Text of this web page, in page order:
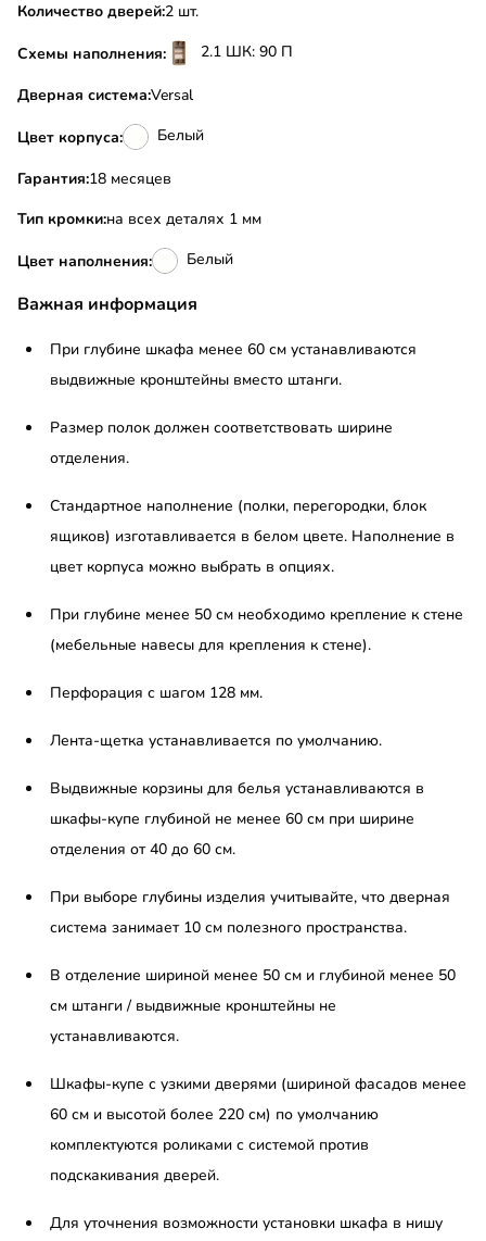
Количество дверей:2 шт.
Схемы наполнения: 2.1 ШК: 90 П
Дверная система:Versal
Цвет корпуса: Белый
Гарантия:18 месяцев
Тип кромки:на всех деталях 1 мм
Цвет наполнения: Белый
Важная информация
При глубине шкафа менее 60 см устанавливаются
выдвижные кронштейны вместо штанги.
Размер полок должен соответствовать ширине
отделения.
Стандартное наполнение (полки, перегородки, блок
ящиков) изготавливается в белом цвете. Наполнение в
цвет корпуса можно выбрать в опциях.
При глубине менее 50 см необходимо крепление к стене
(мебельные навесы для крепления к стене).
Перфорация с шагом 128 мм.
Лента-щетка устанавливается по умолчанию.
Выдвижные корзины для белья устанавливаются в
шкафы-купе глубиной не менее 60 см при ширине
отделения от 40 до 60 см.
При выборе глубины изделия учитывайте, что дверная
система занимает 10 см полезного пространства.
В отделение шириной менее 50 см и глубиной менее 50
см штанги / выдвижные кронштейны не
устанавливаются.
Шкафы-купе с узкими дверями (шириной фасадов менее
60 см и высотой более 220 см) по умолчанию
комплектуются роликами с системой против
подскакивания дверей.
Для уточнения возможности установки шкафа в нишу